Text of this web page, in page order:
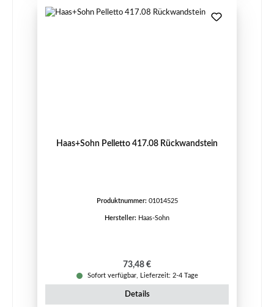
Haas+Sohn Pelletto 417.08 Rückwandstein
Produktnummer: 01014525
Hersteller: Haas-Sohn
Regulärer Preis:
73,48 €
Sofort verfügbar, Lieferzeit: 2-4 Tage
Details